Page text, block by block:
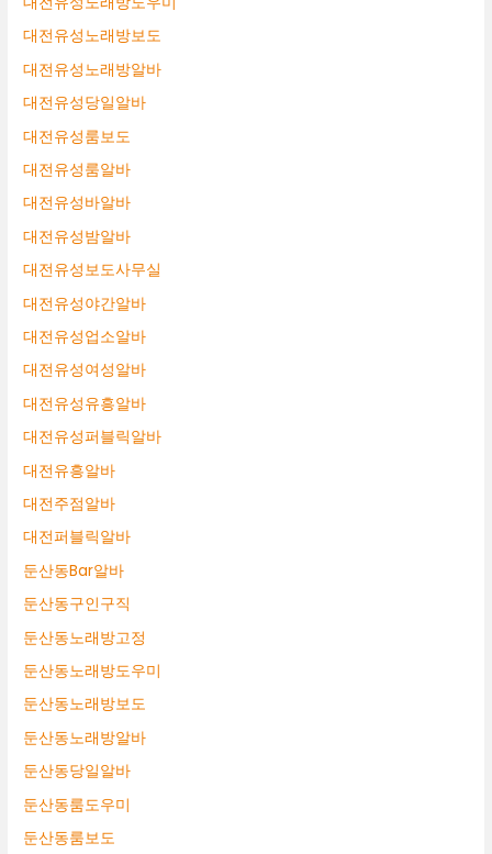
대전유성노래방보도
대전유성노래방알바
대전유성당일알바
대전유성룸보도
대전유성룸알바
대전유성바알바
대전유성밤알바
대전유성보도사무실
대전유성야간알바
대전유성업소알바
대전유성여성알바
대전유성유흥알바
대전유성퍼블릭알바
대전유흥알바
대전주점알바
대전퍼블릭알바
둔산동Bar알바
둔산동구인구직
둔산동노래방고정
둔산동노래방도우미
둔산동노래방보도
둔산동노래방알바
둔산동당일알바
둔산동룸도우미
둔산동룸보도